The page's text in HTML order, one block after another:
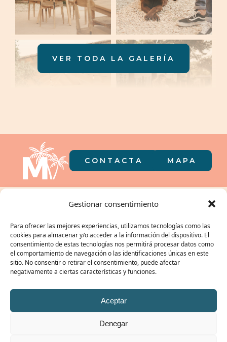
Gestionar consentimiento
Para ofrecer las mejores experiencias, utilizamos tecnologías como las
cookies para almacenar y/o acceder a la información del dispositivo. El
consentimiento de estas tecnologías nos permitirá procesar datos como
el comportamiento de navegación o las identificaciones únicas en este
sitio. No consentir o retirar el consentimiento, puede afectar
negativamente a ciertas características y funciones.
Aceptar
Denegar
VER TODA LA GALERÍA
CONTACTA MAPA
El camping en
NUESTRO GRUPO: